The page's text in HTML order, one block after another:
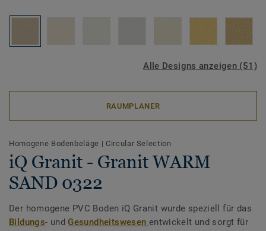
Alle Designs anzeigen (51)
RAUMPLANER
Homogene Bodenbeläge | Circular Selection
iQ Granit - Granit WARM
SAND 0322
Der homogene PVC Boden iQ Granit wurde speziell für das
Bildungs- undGesundheitswesen entwickelt und sorgt für